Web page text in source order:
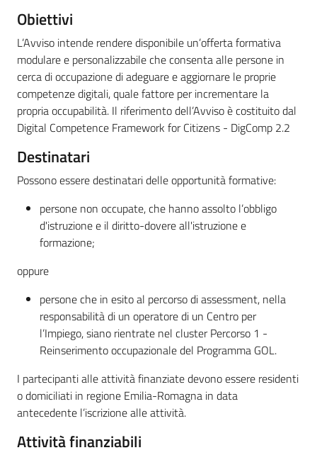
Fondo
sociale
europeo
Plus
Seguici
su
Descrizione
Obiettivi
L’Avviso intende rendere disponibile un’offerta formativa
modulare e personalizzabile che consenta alle persone in
cerca di occupazione di adeguare e aggiornare le proprie
competenze digitali, quale fattore per incrementare la
propria occupabilità. Il riferimento dell’Avviso è costituito dal
Digital Competence Framework for Citizens - DigComp 2.2
Destinatari
Possono essere destinatari delle opportunità formative:
persone non occupate, che hanno assolto l’obbligo
d'istruzione e il diritto-dovere all'istruzione e
formazione;
oppure
persone che in esito al percorso di assessment, nella
responsabilità di un operatore di un Centro per
l’Impiego, siano rientrate nel cluster Percorso 1 -
Reinserimento occupazionale del Programma GOL.
I partecipanti alle attività finanziate devono essere residenti
o domiciliati in regione Emilia-Romagna in data
antecedente l’iscrizione alle attività.
Attività finanziabili